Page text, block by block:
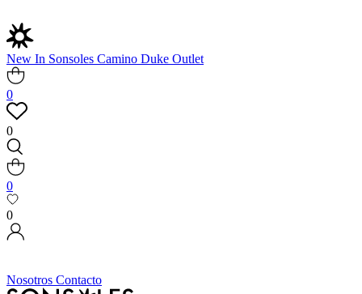
New In Sonsoles Camino Duke Outlet
0
0
0
0
Nosotros Contacto